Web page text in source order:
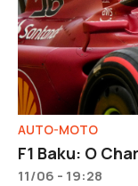
AUTO-MOTO
F1 Baku: Ο
11/06 - 19:28